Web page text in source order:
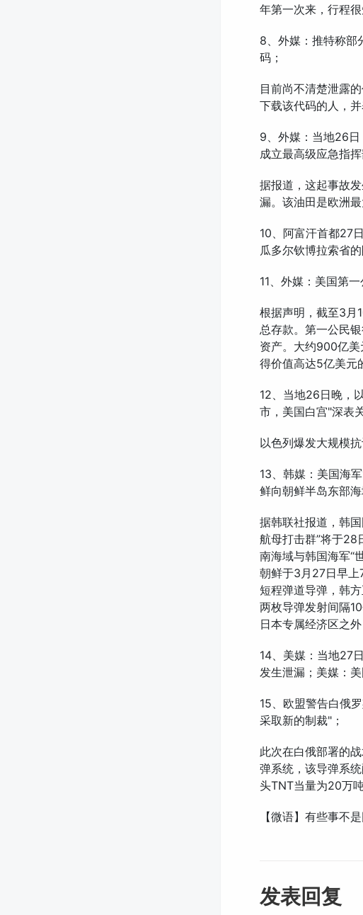
年第一次来，行程很
8、外媒：推特称部
码；
目前尚不清楚泄露
下载该代码的人，
9、外媒：当地26
成立最高级应急指挥
据报道，这起事故
漏。该油田是欧洲
10、阿富汗首都27
瓜多尔钦博拉索省
11、外媒：美国第
根据声明，截至3月
总存款。第一公民
资产。大约900亿
得价值高达5亿美元
12、当地26日晚，
市，美国白宫"深表
以色列爆发大规模抗
13、韩媒：美国海
鲜向朝鲜半岛东部
据韩联社报道，韩
航母打击群”将于28
南海域与韩国海军“
朝鲜于3月27日早上
短程弹道导弹，韩
两枚导弹发射间隔
日本专属经济区之
14、美媒：当地27
发生泄漏；美媒：
15、欧盟警告白俄
采取新的制裁"；
此次在白俄部署的
弹系统，该导弹系
头TNT当量为20万吨
【微语】有些事不
发表回复